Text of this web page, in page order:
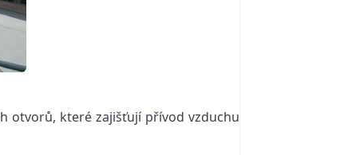
otvorů, které zajišťují přívod vzduchu